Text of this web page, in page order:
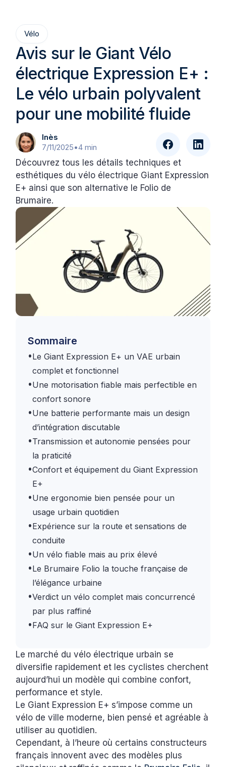
Vélo
Avis sur le Giant Vélo
électrique Expression E+ :
Le vélo urbain polyvalent
pour une mobilité fluide
Inès
7/11/2025•4 min
Découvrez tous les détails techniques et
esthétiques du vélo électrique Giant Expression
E+ ainsi que son alternative le Folio de
Brumaire.
Sommaire
•Le Giant Expression E+ un VAE urbain
complet et fonctionnel
•Une motorisation fiable mais perfectible en
confort sonore
•Une batterie performante mais un design
d’intégration discutable
•Transmission et autonomie pensées pour
la praticité
•Confort et équipement du Giant Expression
E+
•Une ergonomie bien pensée pour un
usage urbain quotidien
•Expérience sur la route et sensations de
conduite
•Un vélo fiable mais au prix élevé
•Le Brumaire Folio la touche française de
l’élégance urbaine
•Verdict un vélo complet mais concurrencé
par plus raffiné
•FAQ sur le Giant Expression E+
Le marché du vélo électrique urbain se
diversifie rapidement et les cyclistes cherchent
aujourd’hui un modèle qui combine confort,
performance et style.
Le Giant Expression E+ s’impose comme un
vélo de ville moderne, bien pensé et agréable à
utiliser au quotidien.
Cependant, à l’heure où certains constructeurs
français innovent avec des modèles plus